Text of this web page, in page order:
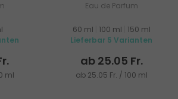
ml
Eau de Parfum
60 ml 100 ml
150 ml
Lieferbar 5 Varianten
ab 25.05 Fr.
ab 25.05 Fr. / 100 ml